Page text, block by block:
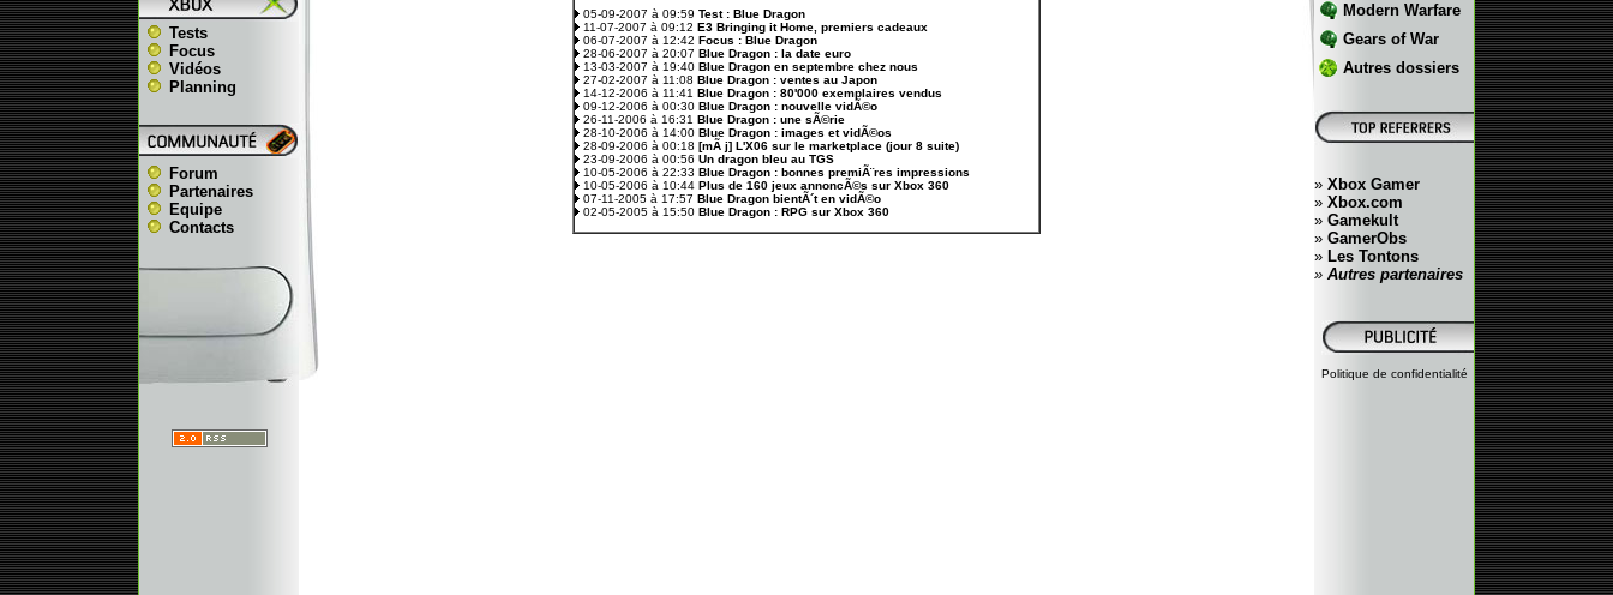
Tests
Focus
Vidéos
Planning
Forum
Partenaires
Equipe
Contacts
05-09-2007 à 09:59 Test : Blue Dragon
11-07-2007 à 09:12 E3 Bringing it Home, premiers cadeaux
06-07-2007 à 12:42 Focus : Blue Dragon
28-06-2007 à 20:07 Blue Dragon : la date euro
13-03-2007 à 19:40 Blue Dragon en septembre chez nous
27-02-2007 à 11:08 Blue Dragon : ventes au Japon
14-12-2006 à 11:41 Blue Dragon : 80'000 exemplaires vendus
09-12-2006 à 00:30 Blue Dragon : nouvelle vidÃ©o
26-11-2006 à 16:31 Blue Dragon : une sÃ©rie
28-10-2006 à 14:00 Blue Dragon : images et vidÃ©os
28-09-2006 à 00:18 [mÃ j] L'X06 sur le marketplace (jour 8 suite)
23-09-2006 à 00:56 Un dragon bleu au TGS
10-05-2006 à 22:33 Blue Dragon : bonnes premiÃ¨res impressions
10-05-2006 à 10:44 Plus de 160 jeux annoncÃ©s sur Xbox 360
07-11-2005 à 17:57 Blue Dragon bientÃ´t en vidÃ©o
02-05-2005 à 15:50 Blue Dragon : RPG sur Xbox 360
Modern Warfare
Gears of War
Autres dossiers
» Xbox Gamer
» Xbox.com
» Gamekult
» GamerObs
» Les Tontons
» Autres partenaires
Politique de confidentialité